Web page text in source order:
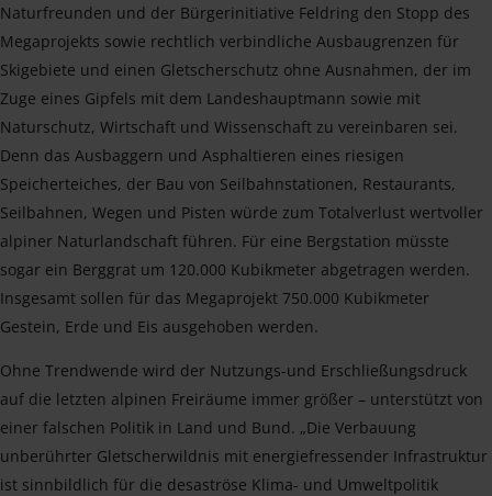
Naturfreunden und der Bürgerinitiative Feldring den Stopp des
Megaprojekts sowie rechtlich verbindliche Ausbaugrenzen für
Skigebiete und einen Gletscherschutz ohne Ausnahmen, der im
Zuge eines Gipfels mit dem Landeshauptmann sowie mit
Naturschutz, Wirtschaft und Wissenschaft zu vereinbaren sei.
Denn das Ausbaggern und Asphaltieren eines riesigen
Speicherteiches, der Bau von Seilbahnstationen, Restaurants,
Seilbahnen, Wegen und Pisten würde zum Totalverlust wertvoller
alpiner Naturlandschaft führen. Für eine Bergstation müsste
sogar ein Berggrat um 120.000 Kubikmeter abgetragen werden.
Insgesamt sollen für das Megaprojekt 750.000 Kubikmeter
Gestein, Erde und Eis ausgehoben werden.
Ohne Trendwende wird der Nutzungs-und Erschließungsdruck
auf die letzten alpinen Freiräume immer größer – unterstützt von
einer falschen Politik in Land und Bund. „Die Verbauung
unberührter Gletscherwildnis mit energiefressender Infrastruktur
ist sinnbildlich für die desaströse Klima- und Umweltpolitik